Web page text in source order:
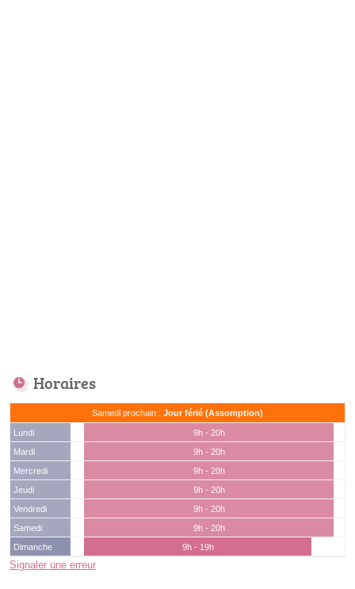
Horaires
Samedi prochain : Jour férié (Assomption)
Lundi
9h - 20h
Mardi
9h - 20h
Mercredi
9h - 20h
Jeudi
9h - 20h
Vendredi
9h - 20h
Samedi
9h - 20h
Dimanche
9h - 19h
Signaler une erreur